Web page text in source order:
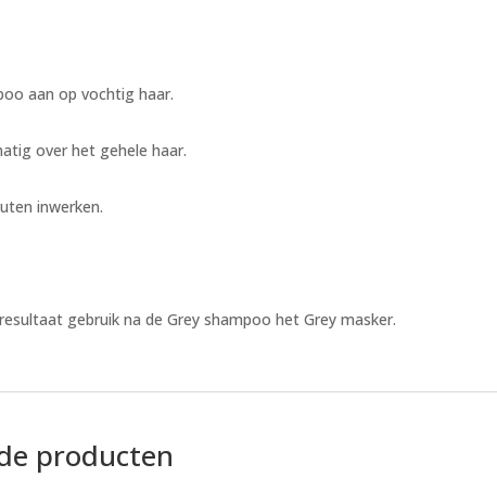
aan op vochtig haar.
over het gehele haar.
inwerken.
gebruik na de Grey shampoo het Grey masker.
producten